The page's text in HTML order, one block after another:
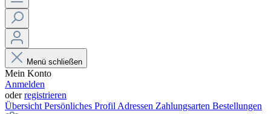
Menü schließen
Mein Konto
Anmelden
oderregistrieren
Übersicht Persönliches Profil Adressen Zahlungsarten Bestellungen